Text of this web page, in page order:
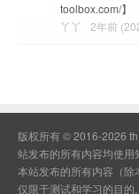
toolbox.com/】
丫丫
2年前
版权所有 © 2016-2026
站发布的所有内容均使用
本站发布的所有内容（除
仅限于测试和学习的目